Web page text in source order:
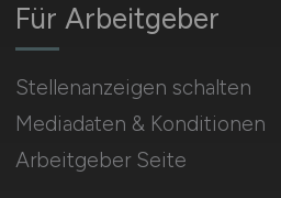
Für Arbeitgeber
Stellenanzeigen schalten
Mediadaten & Konditionen
Arbeitgeber Seite